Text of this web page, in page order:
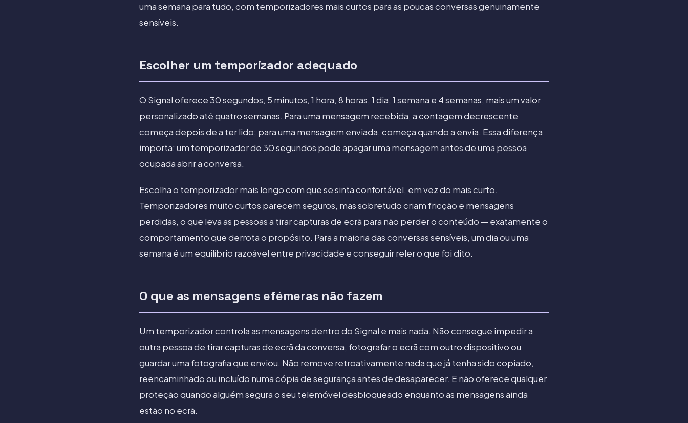
uma semana para tudo, com temporizadores mais curtos para as poucas conversas genuinamente
sensíveis.
Escolher um temporizador adequado
O Signal oferece 30 segundos, 5 minutos, 1 hora, 8 horas, 1 dia, 1 semana e 4 semanas, mais um valor
personalizado até quatro semanas. Para uma mensagem recebida, a contagem decrescente
começa depois de a ter lido; para uma mensagem enviada, começa quando a envia. Essa diferença
importa: um temporizador de 30 segundos pode apagar uma mensagem antes de uma pessoa
ocupada abrir a conversa.
Escolha o temporizador mais longo com que se sinta confortável, em vez do mais curto.
Temporizadores muito curtos parecem seguros, mas sobretudo criam fricção e mensagens
perdidas, o que leva as pessoas a tirar capturas de ecrã para não perder o conteúdo — exatamente o
comportamento que derrota o propósito. Para a maioria das conversas sensíveis, um dia ou uma
semana é um equilíbrio razoável entre privacidade e conseguir reler o que foi dito.
O que as mensagens efémeras não fazem
Um temporizador controla as mensagens dentro do Signal e mais nada. Não consegue impedir a
outra pessoa de tirar capturas de ecrã da conversa, fotografar o ecrã com outro dispositivo ou
guardar uma fotografia que enviou. Não remove retroativamente nada que já tenha sido copiado,
reencaminhado ou incluído numa cópia de segurança antes de desaparecer. E não oferece qualquer
proteção quando alguém segura o seu telemóvel desbloqueado enquanto as mensagens ainda
estão no ecrã.